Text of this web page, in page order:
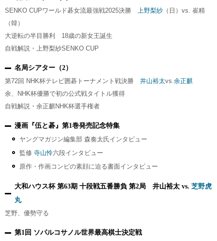
SENKO CUPワールド碁女流最強戦2025決勝 上野梨紗 （日）vs. 崔精
（韓）
大逆転の半目勝利 18歳の新女王誕生
自戦解説・上野梨紗SENKO CUP
名局シアター（2）
第72回 NHK杯テレビ囲碁トーナメント戦決勝 井山裕太vs.余正麒
余、NHK杯優勝で初の公式戦タイトル獲得
自戦解説・余正麒NHK杯選手権者
漫画『伍と碁』第1巻発売記念特集
ヤングマガジン編集部 森奏太氏インタビュー
監修 寺山怜六段インタビュー
原作・作画コンビの素顔に迫る書面インタビュー
大和ハウス杯 第63期 十段戦五番勝負 第2局 井山裕太 vs. 芝野虎
丸
芝野、優勢守る
第1回 ソパルコサノル世界最高棋士決定戦